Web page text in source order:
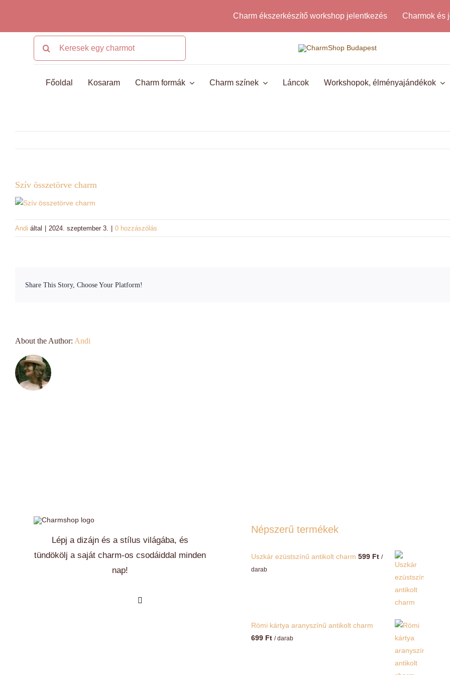
Charm ékszerkészítő workshop jelentkezés Charmok és
Főoldal Kosaram Charm formák Charm színek Láncok Workshopok, élményajándékok
Szív összetörve charm
Andi által 2024. szeptember 3. 0 hozzászólás
Share This Story, Choose Your Platform!
About the Author: Andi
Lépj a dizájn és a stílus világába, és
tündökölj a saját charm-os csodáiddal minden
nap!
Népszerű termékek
Uszkár ezüstszínű antikolt charm 599 Ft /
darab
Römi kártya aranyszínű antikolt charm
699 Ft / darab